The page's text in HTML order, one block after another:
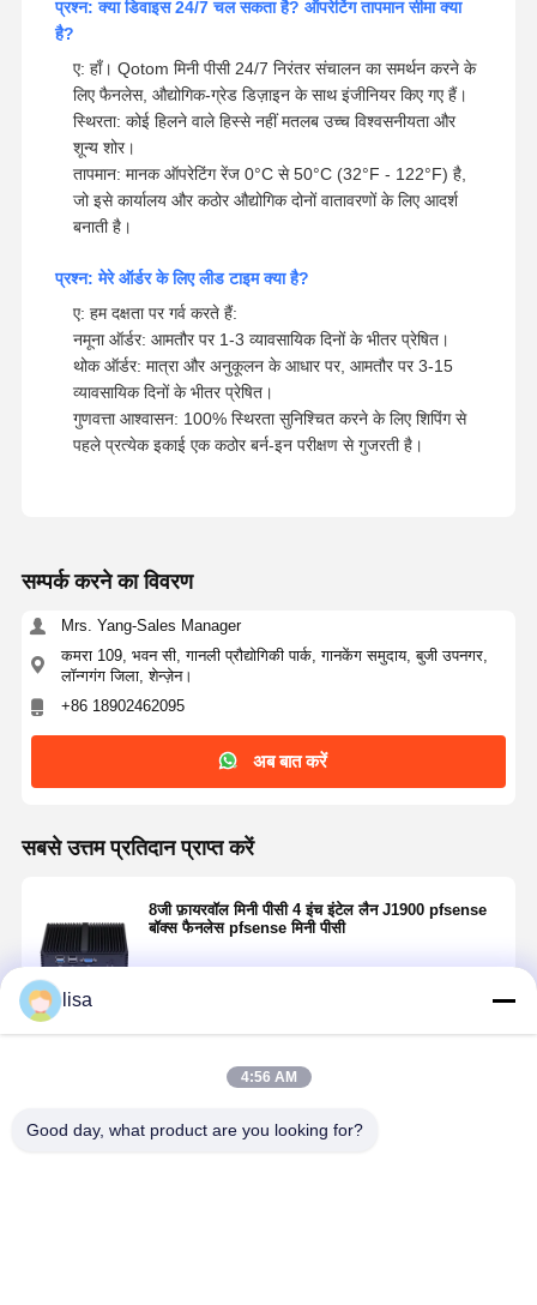
प्रश्न: क्या डिवाइस 24/7 चल सकता है? ऑपरेटिंग तापमान सीमा क्या
है?
ए: हाँ। Qotom मिनी पीसी 24/7 निरंतर संचालन का समर्थन करने के
लिए फैनलेस, औद्योगिक-ग्रेड डिज़ाइन के साथ इंजीनियर किए गए हैं।
स्थिरता: कोई हिलने वाले हिस्से नहीं मतलब उच्च विश्वसनीयता और
शून्य शोर।
तापमान: मानक ऑपरेटिंग रेंज 0°C से 50°C (32°F - 122°F) है,
जो इसे कार्यालय और कठोर औद्योगिक दोनों वातावरणों के लिए आदर्श
बनाती है।
प्रश्न: मेरे ऑर्डर के लिए लीड टाइम क्या है?
ए: हम दक्षता पर गर्व करते हैं:
नमूना ऑर्डर: आमतौर पर 1-3 व्यावसायिक दिनों के भीतर प्रेषित।
थोक ऑर्डर: मात्रा और अनुकूलन के आधार पर, आमतौर पर 3-15
व्यावसायिक दिनों के भीतर प्रेषित।
गुणवत्ता आश्वासन: 100% स्थिरता सुनिश्चित करने के लिए शिपिंग से
पहले प्रत्येक इकाई एक कठोर बर्न-इन परीक्षण से गुजरती है।
सम्पर्क करने का विवरण
Mrs. Yang-Sales Manager
कमरा 109, भवन सी, गानली प्रौद्योगिकी पार्क, गानकेंग समुदाय, बुजी उपनगर,
लॉन्गगंग जिला, शेन्ज़ेन।
+86 18902462095
अब बात करें
सबसे उत्तम प्रतिदान प्राप्त करें
8जी फ़ायरवॉल मिनी पीसी 4 इंच इंटेल लैन J1900 pfsense
बॉक्स फैनलेस pfsense मिनी पीसी
जारी रखें
lisa
4:56 AM
Good day, what product are you looking for?